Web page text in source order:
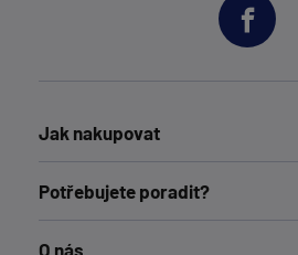
Jak nakupovat
Potřebujete poradit?
O nás